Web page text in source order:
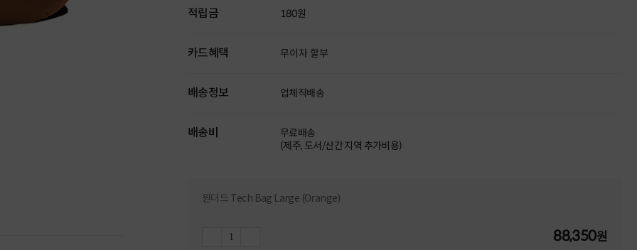
적립금 180원
카드혜택 무이자 할부
배송정보 업체직배송
배송비
무료배송
(제주, 도서/산간 지역 추가비용)
원더드 Tech Bag Large (Orange)
88,350원